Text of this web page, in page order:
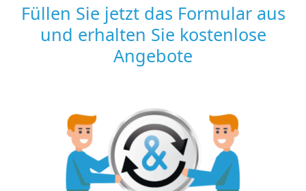
Füllen Sie jetzt das Formular aus
und erhalten Sie kostenlose
Angebote